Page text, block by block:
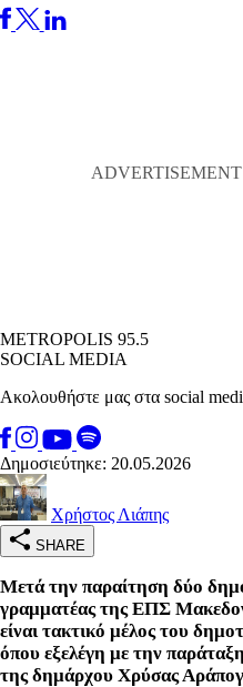
METROPOLIS 95.5
SOCIAL MEDIA
Ακολουθήστε μας στα social
Δημοσιεύτηκε: 20.05.2026
Χρήστος Λιάπης
SHARE
Μετά την παραίτηση δύο
γραμματέας της ΕΠΣ
είναι τακτικό μέλος του
όπου εξελέγη με την
της δημάρχου Χρύσας